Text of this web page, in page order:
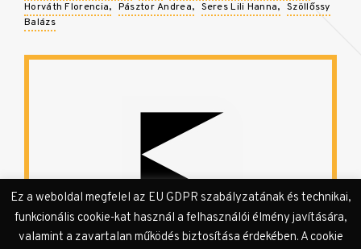
Horváth Florencia
Pásztor Andrea Seres Lili Hanna
Szöllőssy
Balázs
KULTer.hu Hír
Ez a weboldal megfelel az EU GDPR szabályzatának és technikai,
funkcionális cookie-kat használ a felhasználói élmény javítására,
valamint a zavartalan működés biztosítása érdekében. A cookie